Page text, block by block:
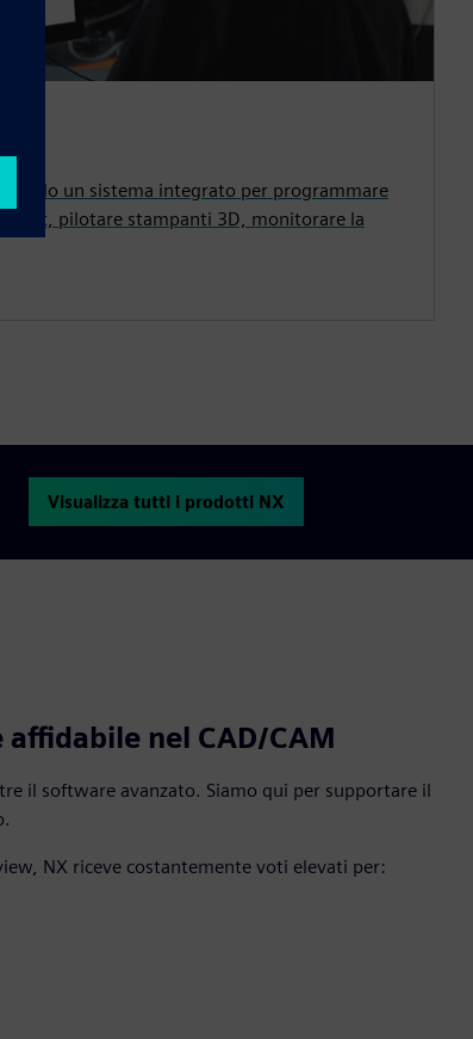
un sistema integrato per programmare
robot, pilotare stampanti 3D, monitorare la
Visualizza tutti i prodotti NX
nel CAD/CAM
il software avanzato. Siamo qui per supportare il
NX riceve costantemente voti elevati per: